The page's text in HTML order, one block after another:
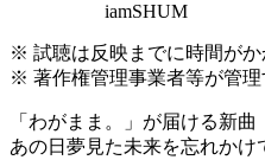
iamSHUM
※ 試聴は反映までに時間がか
※ 著作権管理事業者等が管理
「わがまま。」が届ける新曲
あの日夢見た未来を忘れか